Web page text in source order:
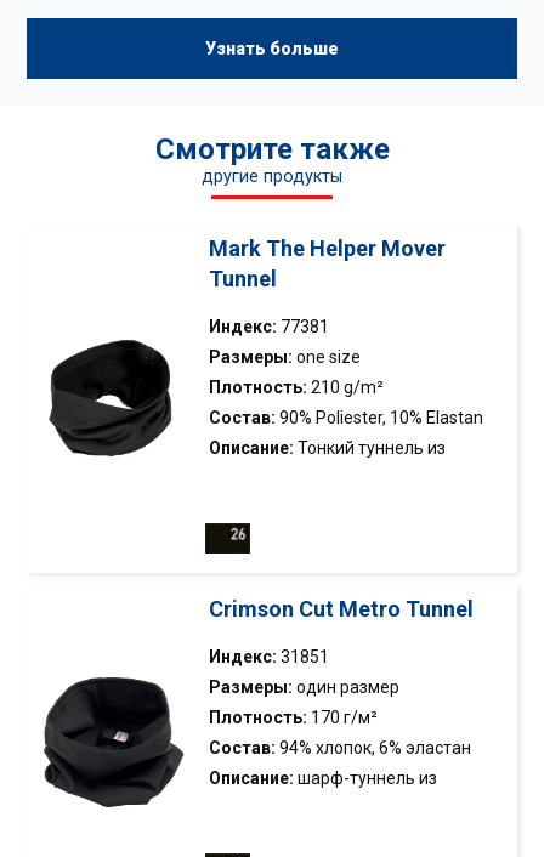
Узнать больше
Смотрите также
другие продукты
Mark The Helper Mover
Tunnel
Индекс: 77381
Размеры: one size
Плотность: 210 g/m²
Состав: 90% Poliester, 10% Elastan
Описание: Тонкий туннель из
двойная строчка; комплект для
Crimson Cut Metro Tunnel
Индекс: 31851
Размеры: один размер
Плотность: 170 г/м²
Состав: 94% хлопок, 6% эластан
Описание: шарф-туннель из